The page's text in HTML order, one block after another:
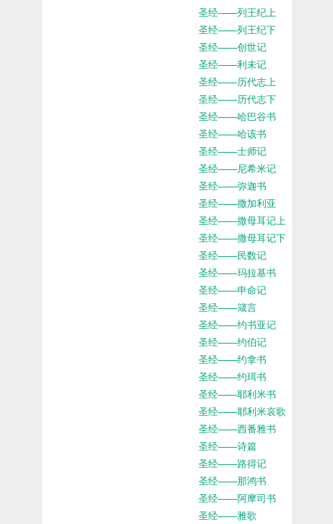
圣经——列王纪上
圣经——列王纪下
圣经——创世记
圣经——利未记
圣经——历代志上
圣经——历代志下
圣经——哈巴谷书
圣经——哈该书
圣经——士师记
圣经——尼希米记
圣经——弥迦书
圣经——撒加利亚
圣经——撒母耳记上
圣经——撒母耳记下
圣经——民数记
圣经——玛拉基书
圣经——申命记
圣经——箴言
圣经——约书亚记
圣经——约伯记
圣经——约拿书
圣经——约珥书
圣经——耶利米书
圣经——耶利米哀歌
圣经——西番雅书
圣经——诗篇
圣经——路得记
圣经——那鸿书
圣经——阿摩司书
圣经——雅歌